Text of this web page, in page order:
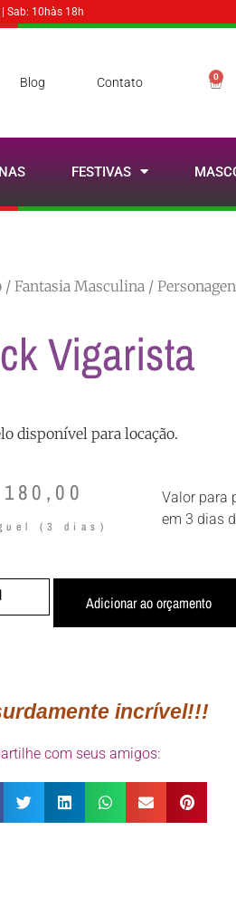
Sab: 10hàs 18h
Blog Contato 0
FESTIVAS
/Fantasia Masculina /
Vigarista
disponível para locação.
180,00
Valor para
em 3 dias
Adicionar ao orçamento
incrível!!!
com seus amigos: